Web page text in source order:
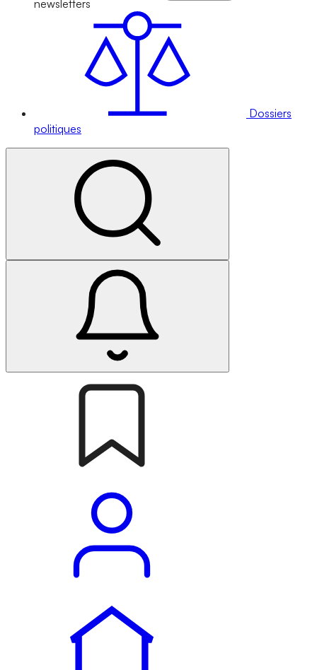
newsletters
Dossiers
politiques